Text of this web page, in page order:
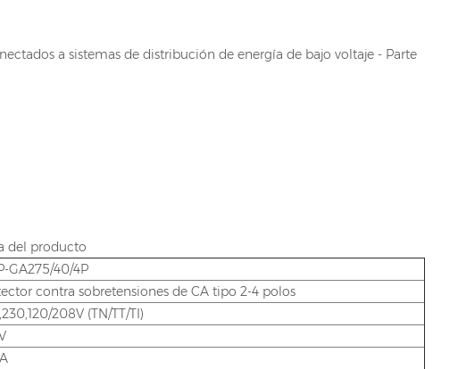
a sistemas de distribución de energía de bajo voltaje - Parte
del producto
GA275/40/4P
contra sobretensiones de CA tipo 2-4 polos
208V (TN/TT/TI)